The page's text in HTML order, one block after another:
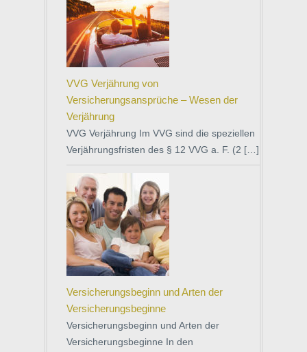
VVG Verjährung von
Versicherungsansprüche – Wesen der
Verjährung
VVG Verjährung Im VVG sind die speziellen
Verjährungsfristen des § 12 VVG a. F. (2 […]
Versicherungsbeginn und Arten der
Versicherungsbeginne
Versicherungsbeginn und Arten der
Versicherungsbeginne In den